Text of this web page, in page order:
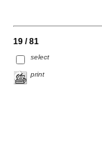
19 / 81
select
print